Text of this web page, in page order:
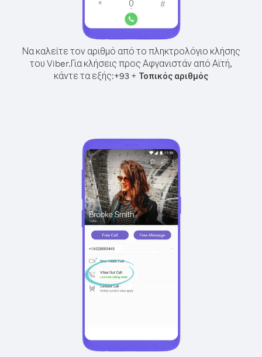
Να καλείτε τον αριθμό από το πληκτρολόγιο κλήσης
του Viber.Για κλήσεις προς Αφγανιστάν από Αϊτή,
κάντε τα εξής:+93 + Τοπικός αριθμός